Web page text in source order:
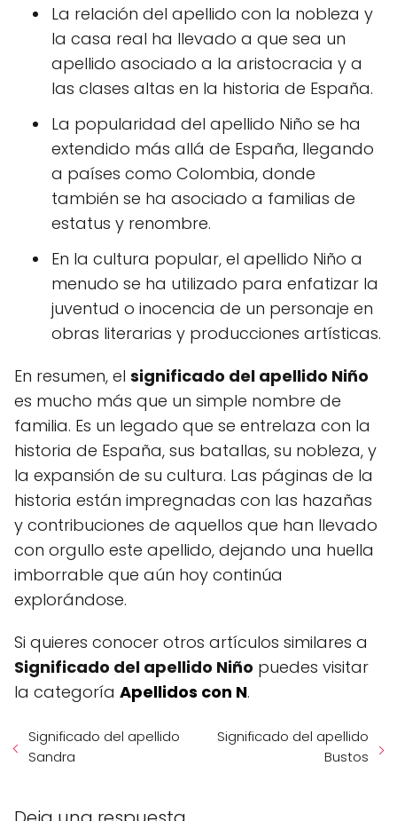
La relación del apellido con la nobleza y
la casa real ha llevado a que sea un
apellido asociado a la aristocracia y a
las clases altas en la historia de España.
La popularidad del apellido Niño se ha
extendido más allá de España, llegando
a países como Colombia, donde
también se ha asociado a familias de
estatus y renombre.
En la cultura popular, el apellido Niño a
menudo se ha utilizado para enfatizar la
juventud o inocencia de un personaje en
obras literarias y producciones artísticas.
En resumen, el significado del apellido Niño
es mucho más que un simple nombre de
familia. Es un legado que se entrelaza con la
historia de España, sus batallas, su nobleza, y
la expansión de su cultura. Las páginas de la
historia están impregnadas con las hazañas
y contribuciones de aquellos que han llevado
con orgullo este apellido, dejando una huella
imborrable que aún hoy continúa
explorándose.
Si quieres conocer otros artículos similares a
Significado del apellido Niño puedes visitar
la categoría Apellidos con N.
Significado del apellido
Sandra
Significado del apellido
Bustos